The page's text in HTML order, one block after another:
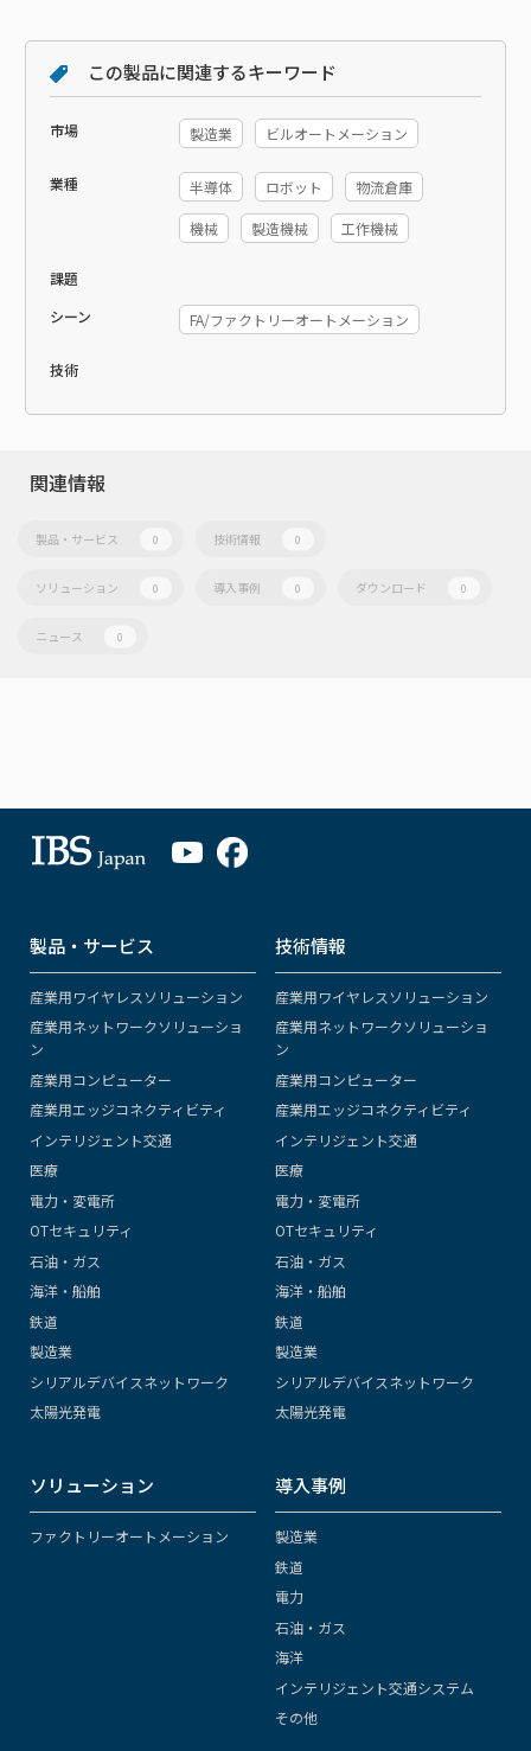
この製品に関連するキーワード
市場 製造業 ビルオートメーション
業種 半導体 ロボット 物流倉庫
機械 製造機械 工作機械
課題
シーン
FA/ファクトリーオートメーション
技術
関連情報
製品・サービス 0 技術情報 0
ソリューション 0 導入事例 0 ダウンロード 0
ニュース 0
製品・サービス
産業用ワイヤレスソリューション
産業用ネットワークソリューショ
ン
産業用コンピューター
産業用エッジコネクティビティ
インテリジェント交通
医療
電力・変電所
OTセキュリティ
石油・ガス
海洋・船舶
鉄道
製造業
シリアルデバイスネットワーク
太陽光発電
技術情報
産業用ワイヤレスソリューション
産業用ネットワークソリューショ
ン
産業用コンピューター
産業用エッジコネクティビティ
インテリジェント交通
医療
電力・変電所
OTセキュリティ
石油・ガス
海洋・船舶
鉄道
製造業
シリアルデバイスネットワーク
太陽光発電
ソリューション
ファクトリーオートメーション
導入事例
製造業
鉄道
電力
石油・ガス
海洋
インテリジェント交通システム
その他